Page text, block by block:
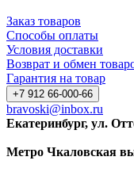
Заказ товаров
Способы оплаты
Условия доставки
Возврат и обмен
Гарантия на товар
+7 912 66-000-66
bravoski@inbox.ru
Екатеринбург, ул.
Метро Чкаловская